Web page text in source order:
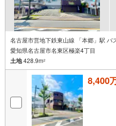
名古屋市営地下鉄東山線 「本郷」駅
愛知県名古屋市名東区極楽4丁目
土地428.9m2
8,400